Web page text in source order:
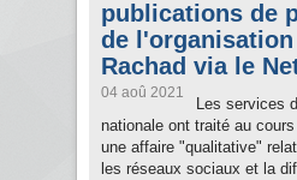
publications de
de
Rachad via le
04 aoû 2021
Les services
nationale ont traité au
une affaire "qualitative"
les réseaux sociaux et la